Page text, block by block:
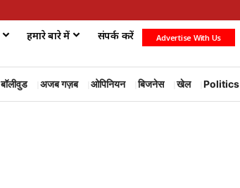
हमारे बारे में संपर्क करें Advertise With Us
बॉलीवुड अजब गज़ब ओपिनियन बिजनेस खेल Politics